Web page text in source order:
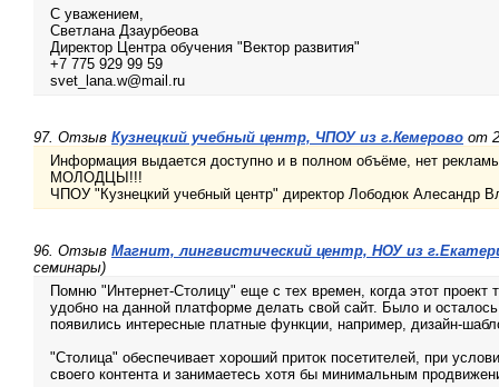
С уважением,
Светлана Дзаурбеова
Директор Центра обучения "Вектор развития"
+7 775 929 99 59
svet_lana.w@mail.ru
97. Отзыв Кузнецкий учебный центр, ЧПОУ из г.Кемерово от
Информация выдается доступно и в полном объёме, нет
МОЛОДЦЫ!!!
ЧПОУ "Кузнецкий учебный центр" директор Лободюк Алесандр
96. Отзыв Магнит, лингвистический центр, НОУ из
семинары)
Помню "Интернет-Столицу" еще с тех времен, когда этот проект
удобно на данной платформе делать свой сайт. Было и
появились интересные платные функции, например, дизайн-
"Столица" обеспечивает хороший приток посетителей, при
своего контента и занимаетесь хотя бы минимальным